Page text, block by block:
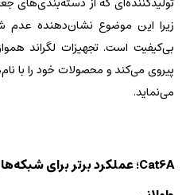
زیرا این موضوع نشان‌دهنده عدم
بی‌کیفیت است. تجهیزات لگراند
پیروی می‌کند و محصولات خود را با
می‌نماید.